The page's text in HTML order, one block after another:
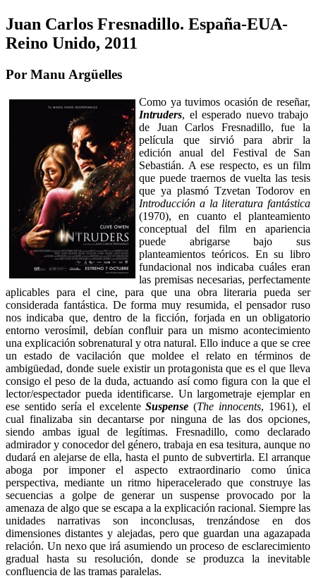
Juan Carlos Fresnadillo. España-EUA-
Reino Unido, 2011
Por Manu Argüelles
Como ya tuvimos ocasión de reseñar,
Intruders, el esperado nuevo trabajo
de Juan Carlos Fresnadillo,
fue la
película que sirvió para abrir la
edición anual del Festival de San
Sebastián. A ese respecto, es un film
que puede traernos de vuelta las tesis
que ya plasmó Tzvetan Todorov en
Introducción a la literatura fantástica
(1970), en cuanto el planteamiento
conceptual del film en apariencia
puede abrigarse bajo sus
planteamientos teóricos. En su libro
fundacional nos indicaba cuáles eran
las premisas necesarias, perfectamente
aplicables para el cine, para que una obra literaria pueda ser
considerada fantástica. De forma muy resumida, el pensador ruso
nos indicaba que, dentro de la ficción, forjada en un obligatorio
entorno verosímil, debían confluir para un mismo acontecimiento
una explicación sobrenatural y otra natural. Ello induce a que se cree
un estado de vacilación que moldee el relato en términos de
ambigüedad, donde suele existir un protagonista que es el que lleva
consigo el peso de la duda, actuando así como figura con la que el
lector/espectador pueda identificarse. Un largometraje ejemplar en
ese sentido sería el excelenteSuspense (The innocents, 1961), el
cual finalizaba sin decantarse por ninguna de las dos opciones,
siendo ambas igual de legítimas. Fresnadillo, como declarado
admirador y conocedor del género, trabaja en esa tesitura, aunque no
dudará en alejarse de ella, hasta el punto de subvertirla. El arranque
aboga por imponer el aspecto extraordinario como única
perspectiva, mediante un ritmo hiperacelerado que construye las
secuencias a golpe de generar un suspense provocado por la
amenaza de algo que se escapa a la explicación racional. Siempre las
unidades narrativas son inconclusas, trenzándose en dos
dimensiones distantes y alejadas, pero que guardan una agazapada
relación. Un nexo que irá asumiendo un proceso de esclarecimiento
gradual hasta su resolución, donde se produzca la inevitable
confluencia de las tramas paralelas.